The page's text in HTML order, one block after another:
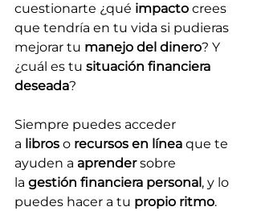
cuestionarte ¿qué impacto crees
que tendría en tu vida si pudieras
mejorar tu manejo del dinero? Y
¿cuál es tu situación financiera
deseada?
Siempre puedes acceder
a libros o recursos en línea que te
ayuden a aprender sobre
la gestión financiera personal , y lo
puedes hacer a tu propio ritmo.